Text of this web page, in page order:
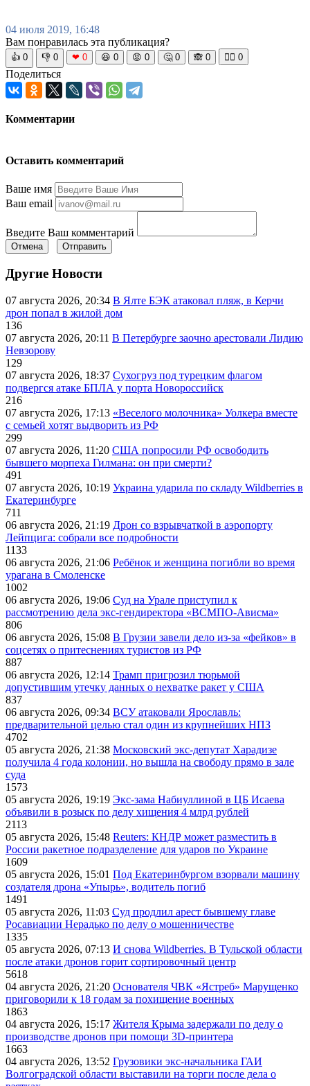
04 июля 2019, 16:48
Вам понравилась эта публикация?
👍 0 👎 0 ❤ 0 😆 0 😡 0 🤔 0 🙈 0 🧘‍♀️ 0
Поделиться
Комментарии
Оставить комментарий
Ваше имя
Ваш email
Введите Ваш комментарий
Отмена Отправить
Другие Новости
07 августа 2026, 20:34 В Ялте БЭК атаковал пляж, в Керчи
дрон попал в жилой дом
136
07 августа 2026, 20:11 В Петербурге заочно арестовали Лидию
Невзорову
129
07 августа 2026, 18:37 Сухогруз под турецким флагом
подвергся атаке БПЛА у порта Новороссийск
216
07 августа 2026, 17:13 «Веселого молочника» Уолкера вместе
с семьей хотят выдворить из РФ
299
07 августа 2026, 11:20 США попросили РФ освободить
бывшего морпеха Гилмана: он при смерти?
491
07 августа 2026, 10:19 Украина ударила по складу Wildberries в
Екатеринбурге
711
06 августа 2026, 21:19 Дрон со взрывчаткой в аэропорту
Лейпцига: собрали все подробности
1133
06 августа 2026, 21:06 Ребёнок и женщина погибли во время
урагана в Смоленске
1002
06 августа 2026, 19:06 Суд на Урале приступил к
рассмотрению дела экс-гендиректора «ВСМПО-Ависма»
806
06 августа 2026, 15:08 В Грузии завели дело из-за «фейков» в
соцсетях о притеснениях туристов из РФ
887
06 августа 2026, 12:14 Трамп пригрозил тюрьмой
допустившим утечку данных о нехватке ракет у США
837
06 августа 2026, 09:34 ВСУ атаковали Ярославль:
предварительной целью стал один из крупнейших НПЗ
4702
05 августа 2026, 21:38 Московский экс-депутат Харадизе
получила 4 года колонии, но вышла на свободу прямо в зале
суда
1573
05 августа 2026, 19:19 Экс-зама Набиуллиной в ЦБ Исаева
объявили в розыск по делу хищения 4 млрд рублей
2113
05 августа 2026, 15:48 Reuters: КНДР может разместить в
России ракетное подразделение для ударов по Украине
1609
05 августа 2026, 15:01 Под Екатеринбургом взорвали машину
создателя дрона «Упырь», водитель погиб
1491
05 августа 2026, 11:03 Суд продлил арест бывшему главе
Росавиации Нерадько по делу о мошенничестве
1335
05 августа 2026, 07:13 И снова Wildberries. В Тульской области
после атаки дронов горит сортировочный центр
5618
04 августа 2026, 21:20 Основателя ЧВК «Ястреб» Марущенко
приговорили к 18 годам за похищение военных
1863
04 августа 2026, 15:17 Жителя Крыма задержали по делу о
производстве дронов при помощи 3D‑принтера
1663
04 августа 2026, 13:52 Грузовики экс-начальника ГАИ
Волгоградской области выставили на торги после дела о